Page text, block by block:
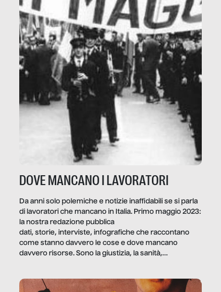
DOVE MANCANO I LAVORATORI
Da anni solo polemiche e notizie inaffidabili se si parla
di lavoratori che mancano in Italia. Primo maggio 2023:
la nostra redazione pubblica
dati, storie, interviste, infografiche che raccontano
come stanno davvero le cose e dove mancano
davvero risorse. Sono la giustizia, la sanità,